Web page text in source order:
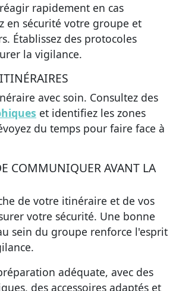
rapidement en cas
en sécurité votre groupe et
Établissez des protocoles
la vigilance.
avec soin. Consultez des
et identifiez les zones
du temps pour faire face à
COMMUNIQUER AVANT LA
de votre itinéraire et de vos
votre sécurité. Une bonne
sein du groupe renforce l'esprit
adéquate, avec des
des accessoires adaptés et